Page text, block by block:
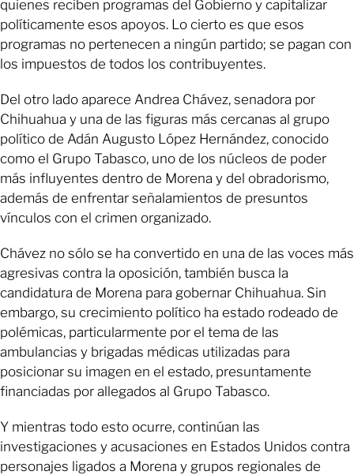
quienes reciben programas del Gobierno y capitalizar
políticamente esos apoyos. Lo cierto es que esos
programas no pertenecen a ningún partido; se pagan con
los impuestos de todos los contribuyentes.
Del otro lado aparece Andrea Chávez, senadora por
Chihuahua y una de las figuras más cercanas al grupo
político de Adán Augusto López Hernández, conocido
como el Grupo Tabasco, uno de los núcleos de poder
más influyentes dentro de Morena y del obradorismo,
además de enfrentar señalamientos de presuntos
vínculos con el crimen organizado.
Chávez no sólo se ha convertido en una de las voces más
agresivas contra la oposición, también busca la
candidatura de Morena para gobernar Chihuahua. Sin
embargo, su crecimiento político ha estado rodeado de
polémicas, particularmente por el tema de las
ambulancias y brigadas médicas utilizadas para
posicionar su imagen en el estado, presuntamente
financiadas por allegados al Grupo Tabasco.
Y mientras todo esto ocurre, continúan las
investigaciones y acusaciones en Estados Unidos contra
personajes ligados a Morena y grupos regionales de